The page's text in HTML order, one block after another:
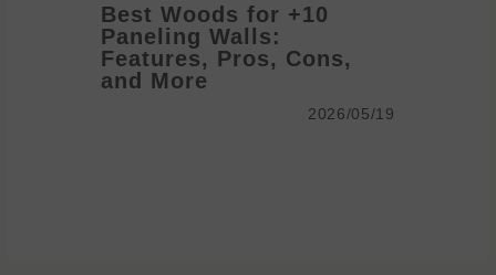
10+ Best Woods for
Paneling Walls:
Features, Pros, Cons,
and More
2026/05/19